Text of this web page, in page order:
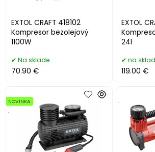
EXTOL CRAFT 418102
Kompresor bezolejový
1100W
Na sklade
70.90 €
EXTOL
24l
na
119.00 €
NOVINKA
.
.